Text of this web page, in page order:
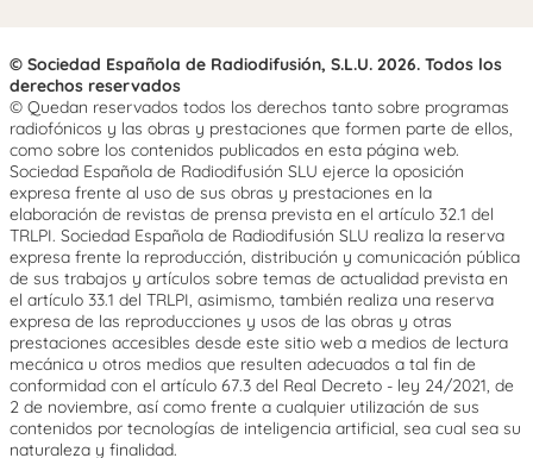
© Sociedad Española de Radiodifusión, S.L.U. 2026. Todos los
derechos reservados
© Quedan reservados todos los derechos tanto sobre programas
radiofónicos y las obras y prestaciones que formen parte de ellos,
como sobre los contenidos publicados en esta página web.
Sociedad Española de Radiodifusión SLU ejerce la oposición
expresa frente al uso de sus obras y prestaciones en la
elaboración de revistas de prensa prevista en el artículo 32.1 del
TRLPI. Sociedad Española de Radiodifusión SLU realiza la reserva
expresa frente la reproducción, distribución y comunicación pública
de sus trabajos y artículos sobre temas de actualidad prevista en
el artículo 33.1 del TRLPI, asimismo, también realiza una reserva
expresa de las reproducciones y usos de las obras y otras
prestaciones accesibles desde este sitio web a medios de lectura
mecánica u otros medios que resulten adecuados a tal fin de
conformidad con el artículo 67.3 del Real Decreto - ley 24/2021, de
2 de noviembre, así como frente a cualquier utilización de sus
contenidos por tecnologías de inteligencia artificial, sea cual sea su
naturaleza y finalidad.